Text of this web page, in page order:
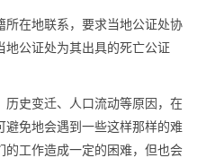
所在地联系，要求当地公证处协
地公证处为其出具的死亡公证
历史变迁、人口流动等原因，在
免地会遇到一些这样那样的难
工作造成一定的困难，但也会